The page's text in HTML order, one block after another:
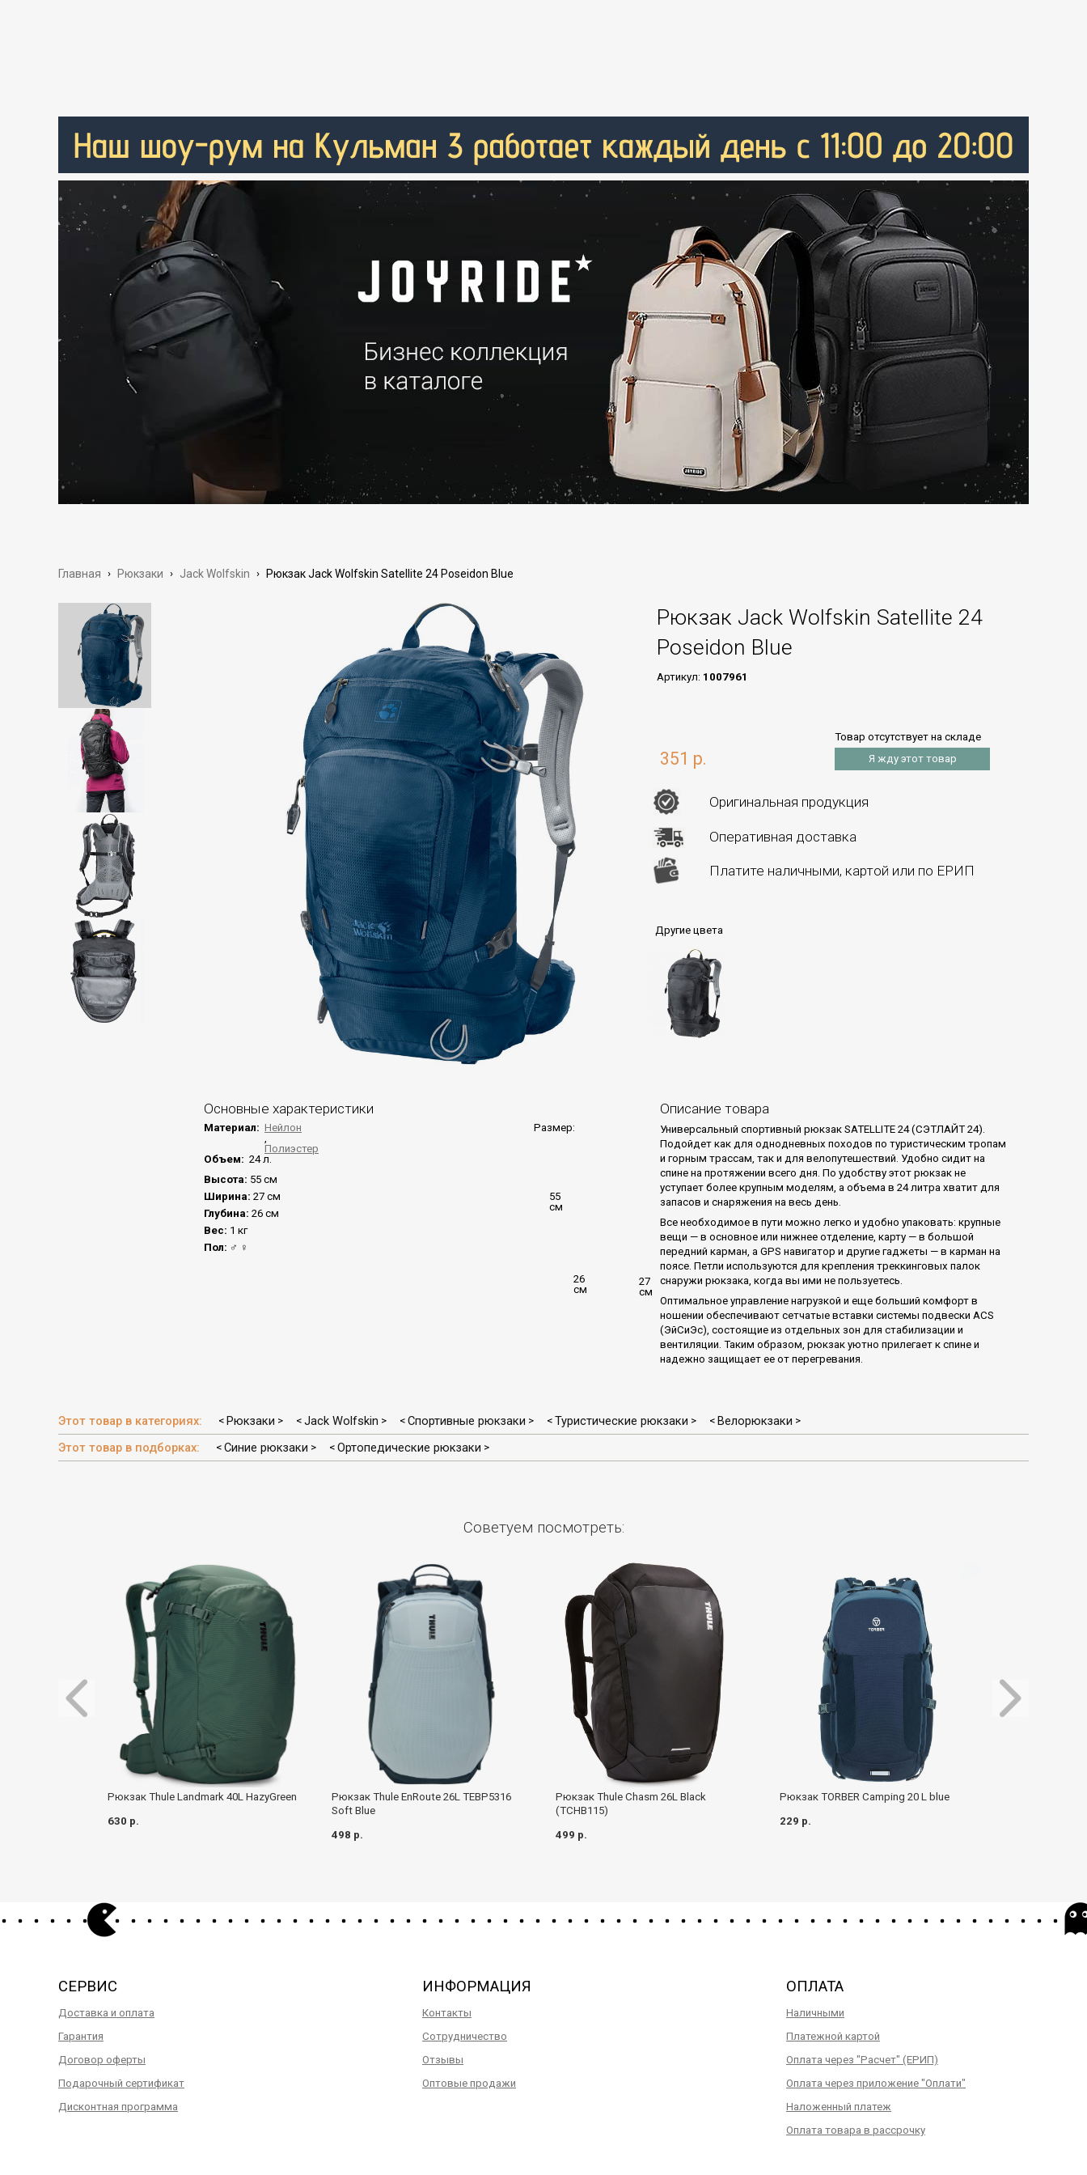
Главная › Рюкзаки › Jack Wolfskin › Рюкзак Jack Wolfskin Satellite 24 Poseidon Blue
Рюкзак Jack Wolfskin Satellite 24
Poseidon Blue
Артикул: 1007961
351 р.
Товар отсутствует на складе
Я жду этот товар
Оригинальная продукция
Оперативная доставка
Платите наличными, картой или по ЕРИП
Другие цвета
Основные характеристики
55
см
26
см
27
см
Размер:
Материал: Нейлон
,
Полиэстер
Объем: 24 л.
Высота: 55 см
Ширина: 27 см
Глубина: 26 см
Вес: 1 кг
Пол: ♂ ♀
Описание товара
Универсальный спортивный рюкзак SATELLITE 24 (СЭТЛАЙТ 24).
Подойдет как для однодневных походов по туристическим тропам
и горным трассам, так и для велопутешествий. Удобно сидит на
спине на протяжении всего дня. По удобству этот рюкзак не
уступает более крупным моделям, а объема в 24 литра хватит для
запасов и снаряжения на весь день.
Все необходимое в пути можно легко и удобно упаковать: крупные
вещи — в основное или нижнее отделение, карту — в большой
передний карман, а GPS навигатор и другие гаджеты — в карман на
поясе. Петли используются для крепления треккинговых палок
снаружи рюкзака, когда вы ими не пользуетесь.
Оптимальное управление нагрузкой и еще больший комфорт в
ношении обеспечивают сетчатые вставки системы подвески ACS
(ЭйСиЭс), состоящие из отдельных зон для стабилизации и
вентиляции. Таким образом, рюкзак уютно прилегает к спине и
надежно защищает ее от перегревания.
Этот товар в категориях: < Рюкзаки > < Jack Wolfskin > < Спортивные рюкзаки > < Туристические рюкзаки > < Велорюкзаки >
Этот товар в подборках: < Синие рюкзаки > < Ортопедические рюкзаки >
Советуем посмотреть:
Рюкзак Thule Landmark 40L HazyGreen
630 р.
Рюкзак Thule EnRoute 26L TEBP5316
Soft Blue
498 р.
Рюкзак Thule Chasm 26L Black
(TCHB115)
499 р.
Рюкзак TORBER Camping 20 L blue
229 р.
СЕРВИС
Доставка и оплата
Гарантия
Договор оферты
Подарочный сертификат
Дисконтная программа
ИНФОРМАЦИЯ
Контакты
Сотрудничество
Отзывы
Оптовые продажи
ОПЛАТА
Наличными
Платежной картой
Оплата через "Расчет" (ЕРИП)
Оплата через приложение "Оплати"
Наложенный платеж
Оплата товара в рассрочку